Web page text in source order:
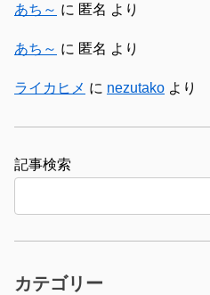
あち～ に 匿名 より
あち～ に 匿名 より
ライカヒメ に nezutako より
検索
カテゴリー